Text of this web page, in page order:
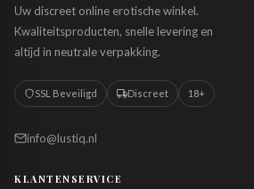
Uw discreet online erotische winkel.
Kwaliteitsproducten, snelle levering en
altijd in neutrale verpakking.
SSL Beveiligd Discreet 18+
info@lustiq.nl
KLANTENSERVICE